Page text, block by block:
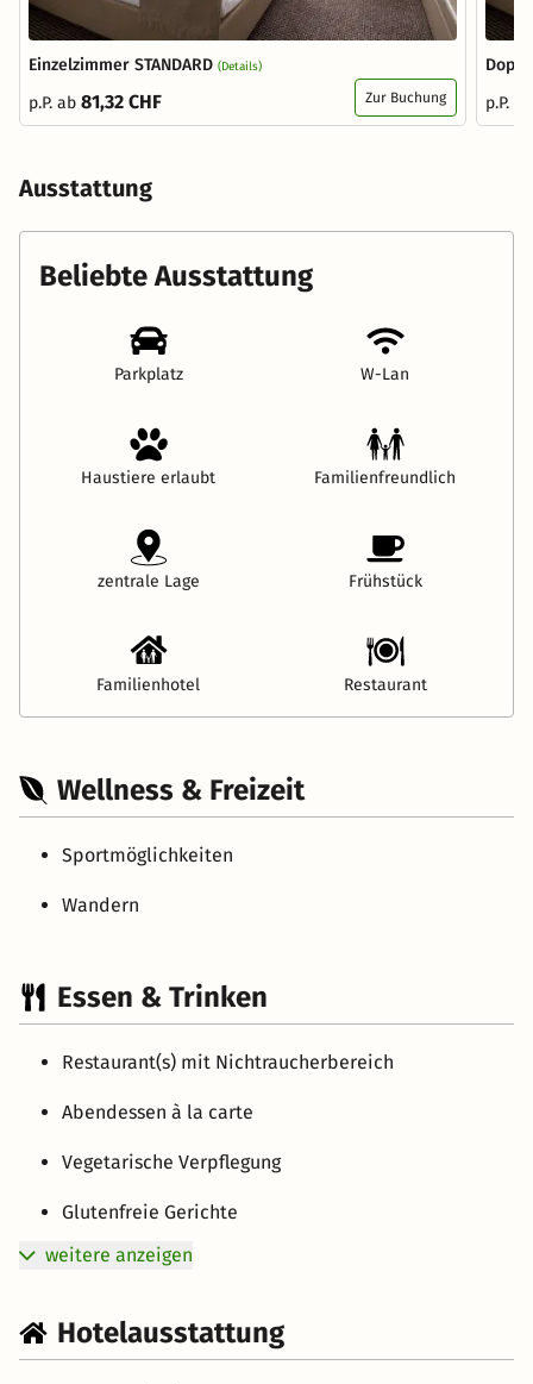
Einzelzimmer STANDARD (Details)
p.P. ab 81,32 CHF Zur Buchung
p.P.
Ausstattung
Beliebte Ausstattung
Parkplatz W-Lan
Haustiere erlaubt Familienfreundlich
zentrale Lage Frühstück
Familienhotel Restaurant
Wellness & Freizeit
Sportmöglichkeiten
Wandern
Essen & Trinken
Restaurant(s) mit Nichtraucherbereich
Abendessen à la carte
Vegetarische Verpflegung
Glutenfreie Gerichte
weitere anzeigen
Hotelausstattung